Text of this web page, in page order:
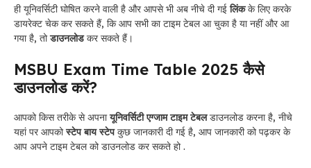
ही यूनिवर्सिटी घोषित करने वाली है और आपसे भी अब नीचे दी गईलिंकके लिए करके
डायरेक्ट चेक कर सकते हैं, कि आप सभी का टाइम टेबल आ चुका है या नहीं और आ
गया है, तोडाउनलोडकर सकते हैं।
MSBU Exam Time Table 2025 कैसे
डाउनलोड करें?
आपको किस तरीके से अपनायूनिवर्सिटी एग्जाम टाइम टेबलडाउनलोड करना है, नीचे
यहां पर आपकोस्टेप बाय स्टेपकुछ जानकारी दी गई है, आप जानकारी को पढ़कर के
आप अपने टाइम टेबल को डाउनलोड कर सकते हो .